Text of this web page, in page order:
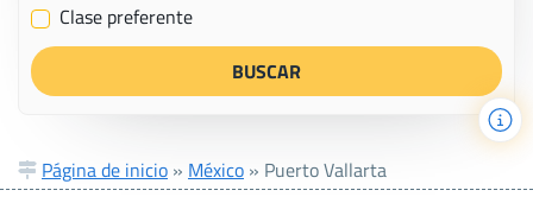
✔ Clase preferente
Página de inicio » México » Puerto Vallarta